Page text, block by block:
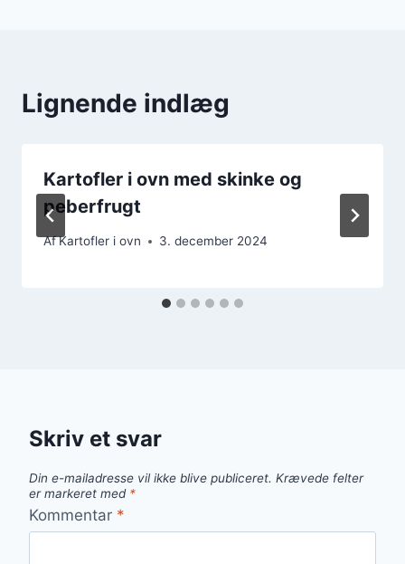
Lignende indlæg
Kartofler i ovn med skinke og
peberfrugt
AfKartofler i ovn 3. december 2024
Skriv et svar
Din e-mailadresse vil ikke blive publiceret. Krævede felter
er markeret med *
Kommentar *